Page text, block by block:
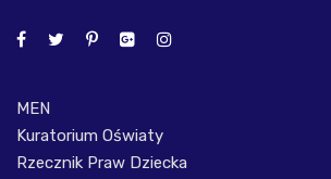
MEN
Kuratorium Oświaty
Rzecznik Praw Dziecka